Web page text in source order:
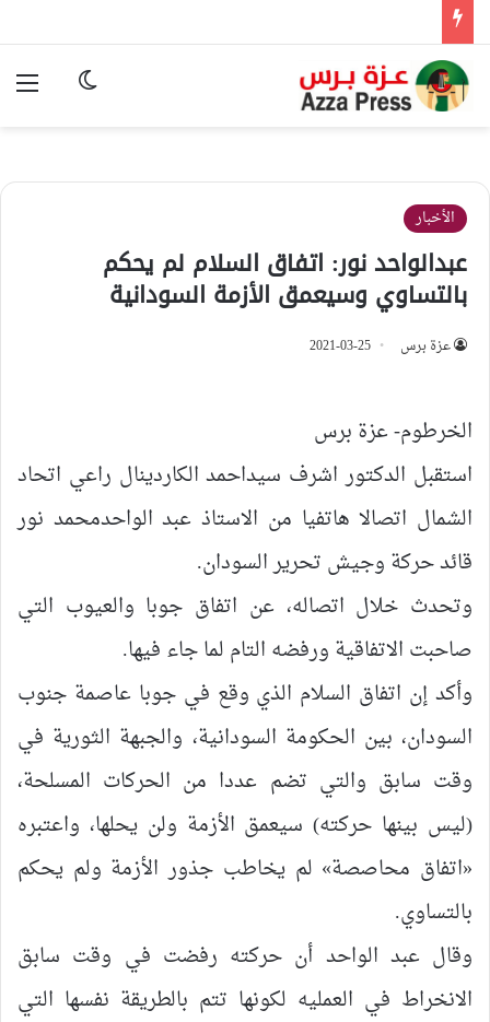
الوضع
الأخبار
عبدالواحد نور: اتفاق السلام لم يحكم
بالتساوي وسيعمق الأزمة السودانية
عزة برس 2021-03-25
الخرطوم- عزة برس
استقبل الدكتور اشرف سيداحمد الكاردينال راعي اتحاد
الشمال اتصالا هاتفيا من الاستاذ عبد الواحدمحمد نور
قائد حركة وجيش تحرير السودان.
وتحدث خلال اتصاله، عن اتفاق جوبا والعيوب التي
صاحبت الاتفاقية ورفضه التام لما جاء فيها.
وأكد إن اتفاق السلام الذي وقع في جوبا عاصمة جنوب
السودان، بين الحكومة السودانية، والجبهة الثورية في
وقت سابق والتي تضم عددا من الحركات المسلحة،
(ليس بينها حركته) سيعمق الأزمة ولن يحلها، واعتبره
«اتفاق محاصصة» لم يخاطب جذور الأزمة ولم يحكم
بالتساوي.
وقال عبد الواحد أن حركته رفضت في وقت سابق
الانخراط في العمليه لكونها تتم بالطريقة نفسها التي